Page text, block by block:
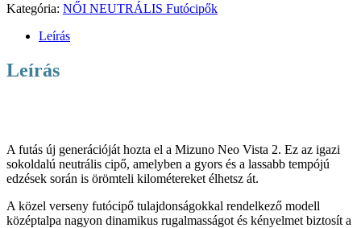
Kategória: NŐI NEUTRÁLIS Futócipők
Leírás
Leírás
A futás új generációját hozta el a Mizuno Neo Vista 2. Ez az igazi
sokoldalú neutrális cipő, amelyben a gyors és a lassabb tempójú
edzések során is örömteli kilométereket élhetsz át.
A közel verseny futócipő tulajdonságokkal rendelkező modell
középtalpa nagyon dinamikus rugalmasságot és kényelmet biztosít a